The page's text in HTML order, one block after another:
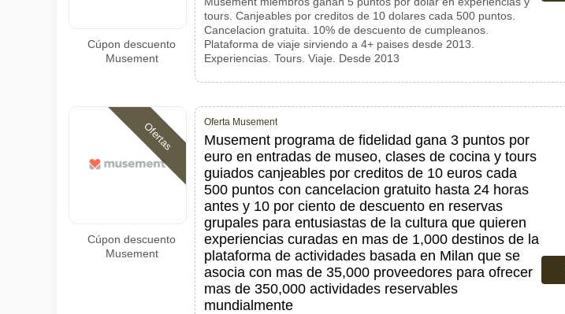
Cúpon descuento
Musement
tours. Canjeables por creditos de 10 dolares cada 500 puntos.
Cancelacion gratuita. 10% de descuento de cumpleanos.
Plataforma de viaje sirviendo a 4+ paises desde 2013.
Experiencias. Tours. Viaje. Desde 2013
Ofertas
Cúpon descuento
Musement
Oferta Musement
Musement programa de fidelidad gana 3 puntos por
euro en entradas de museo, clases de cocina y tours
guiados canjeables por creditos de 10 euros cada
500 puntos con cancelacion gratuito hasta 24 horas
antes y 10 por ciento de descuento en reservas
grupales para entusiastas de la cultura que quieren
experiencias curadas en mas de 1,000 destinos de la
plataforma de actividades basada en Milan que se
asocia con mas de 35,000 proveedores para ofrecer
mas de 350,000 actividades reservables
mundialmente